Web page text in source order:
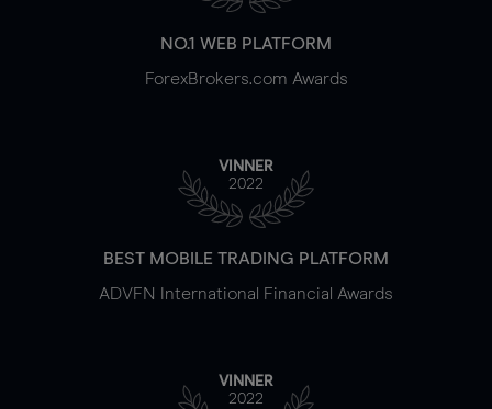
NO.1 WEB PLATFORM
ForexBrokers.com Awards
VINNER
2022
BEST MOBILE TRADING PLATFORM
ADVFN International Financial Awards
VINNER
2022